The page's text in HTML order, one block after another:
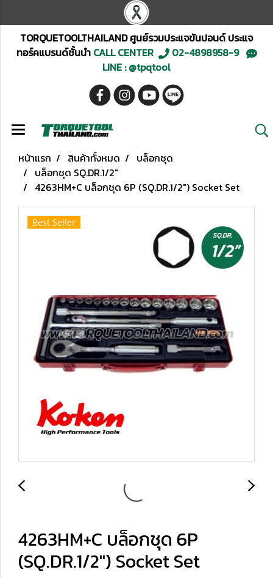
TORQUETOOLTHAILAND ศูนย์รวมประแจขันปอนด์ ประแจ
ทอร์คแบรนด์ชั้นนำCALL CENTER
02-4898958-9
LINE : @tpqtool
หน้าแรก สินค้าทั้งหมด
บล็อกชุด
บล็อกชุด SQ.DR.1/2"
4263HM+C บล็อกชุด 6P (SQ.DR.1/2") Socket Set
Best Seller
4263HM+C บล็อกชุด 6P
(SQ.DR.1/2") Socket Set